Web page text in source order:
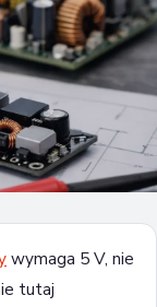
wymaga 5 V, nie
tutaj